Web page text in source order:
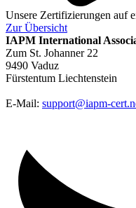
Unsere Zertifizierungen auf
ZurÜbersicht
IAPM International
Zum St. Johanner 22
9490 Vaduz
Fürstentum Liechtenstein
E-Mail: support@iapm-